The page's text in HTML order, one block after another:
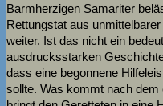
Barmherzigen Samariter
Rettungstat aus
weiter. Ist das nicht ein
ausdrucksstarken
dass eine begonnene
sollte. Was kommt nach